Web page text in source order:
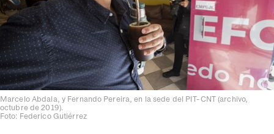
Marcelo Abdala, y Fernando Pereira, en la sede del PIT-CNT (archivo,
octubre de 2019).
Foto: Federico Gutiérrez